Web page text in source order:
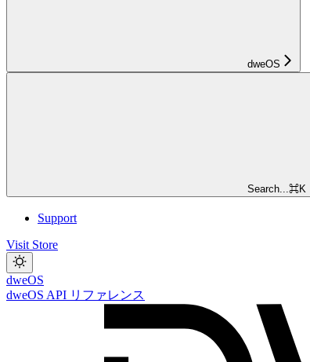
dweOS
Search...⌘K
Support
Visit Store
dweOS
dweOS API リファレンス